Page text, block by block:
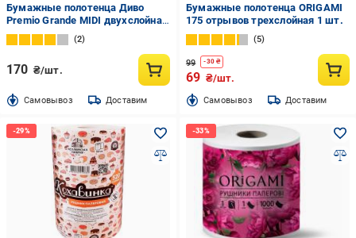
Бумажные полотенца Диво
Premio Grande MIDI двухслойная
1 шт.
2
170 ₴/шт.
Cамовывоз Доставим
Бумажные полотенца ORIGAMI
175 отрывов трехслойная 1 шт.
5
99 -30₴
69 ₴/шт.
Cамовывоз Доставим